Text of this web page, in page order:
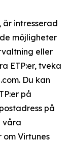
är intresserad
möjligheter
eller
ETP:er, tveka
Du kan
på
på
våra
Virtunes